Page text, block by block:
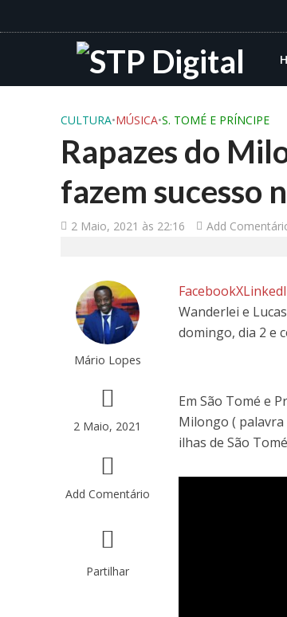
CULTURA•MÚSICA•S. TOMÉ E PRÍNCIPE
Rapazes do
fazem sucesso
2 Maio, 2021 às 22:16 Add
Mário Lopes
2 Maio, 2021
Add Comentário
Partilhar
FacebookX
Wanderlei e
domingo, dia 2 e
Em São Tomé e
Milongo (
ilhas de São